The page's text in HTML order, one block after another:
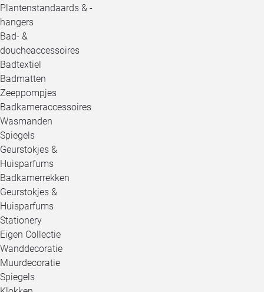
Plantenstandaards & -
hangers
Bad- &
doucheaccessoires
Badtextiel
Badmatten
Zeeppompjes
Badkameraccessoires
Wasmanden
Spiegels
Geurstokjes &
Huisparfums
Badkamerrekken
Geurstokjes &
Huisparfums
Stationery
Eigen Collectie
Wanddecoratie
Muurdecoratie
Spiegels